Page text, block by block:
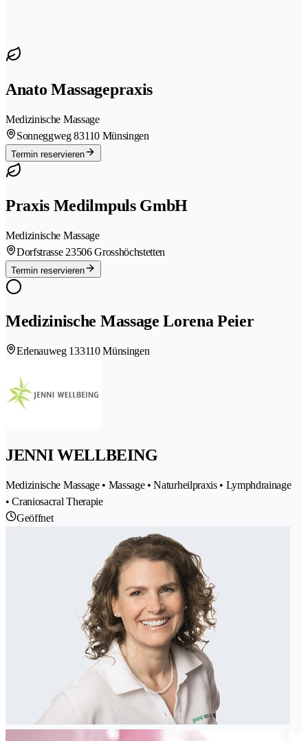
Anato Massagepraxis
Medizinische Massage
Sonneggweg 83110 Münsingen
Termin reservieren
Praxis Medilmpuls GmbH
Medizinische Massage
Dorfstrasse 23506 Grosshöchstetten
Termin reservieren
Medizinische Massage Lorena Peier
Erlenauweg 133110 Münsingen
JENNI WELLBEING
Medizinische Massage • Massage • Naturheilpraxis • Lymphdrainage
• Craniosacral Therapie
Geöffnet